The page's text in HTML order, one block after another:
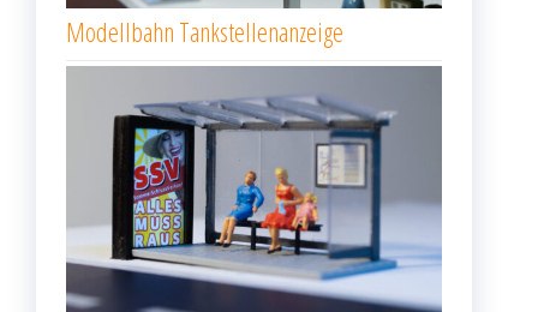
Modellbahn Tankstellenanzeige